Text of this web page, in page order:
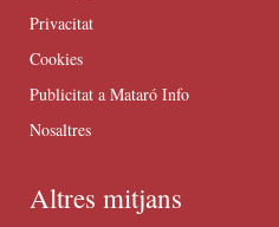
Privacitat
Cookies
Publicitat a Mataró Info
Nosaltres
Altres mitjans